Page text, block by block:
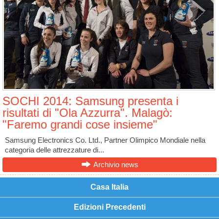
SOCHI 2014: Samsung presenta i
risultati di "Ola Azzurra". Malagò:
"Faremo grandi cose insieme"
Samsung Electronics Co. Ltd., Partner Olimpico Mondiale nella
categoria delle attrezzature di...
Archivio news
Casa Italia
Edizioni Precedenti